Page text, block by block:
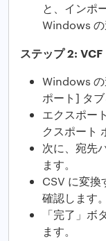
と、インポ
Windows の
ステップ 2:
Windows の
ポート] タブ
エクスポー
クスポート
次に、宛先
ます。
CSV に変換
確認します。
「完了」ボ
ます。